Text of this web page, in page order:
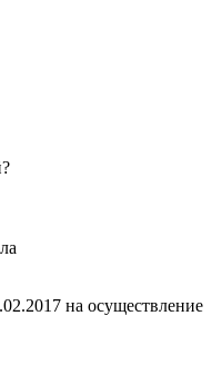
на осуществление